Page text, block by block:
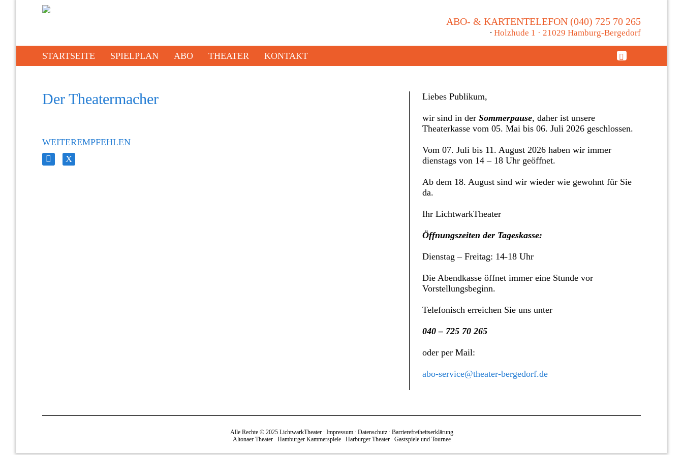
ABO- & KARTENTELEFON (040) 725 70 265
∙ Holzhude 1 · 21029 Hamburg-Bergedorf
STARTSEITE SPIELPLAN ABO THEATER KONTAKT
Der Theatermacher
WEITEREMPFEHLEN
Liebes Publikum,
wir sind in derSommerpause, daher ist unsere
Theaterkasse vom 05. Mai bis 06. Juli 2026 geschlossen.
Vom 07. Juli bis 11. August 2026 haben wir immer
dienstags von 14 – 18 Uhr geöffnet.
Ab dem 18. August sind wir wieder wie gewohnt für Sie
da.
Ihr LichtwarkTheater
Öffnungszeiten der Tageskasse:
Dienstag – Freitag: 14-18 Uhr
Die Abendkasse öffnet immer eine Stunde vor
Vorstellungsbeginn.
Telefonisch erreichen Sie uns unter
040 – 725 70 265
oder per Mail:
abo-service@theater-bergedorf.de
Alle Rechte © 2025 LichtwarkTheater ∙ Impressum∙ Datenschutz∙ Barrierefreiheitserklärung
Altonaer Theater∙ Hamburger Kammerspiele∙ Harburger Theater∙ Gastspiele und Tournee